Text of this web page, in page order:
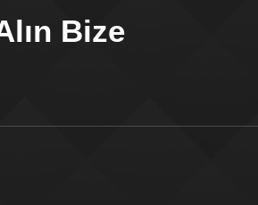
Bize